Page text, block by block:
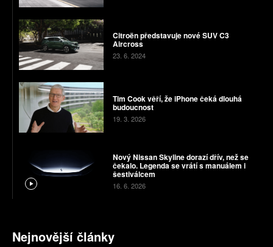
Citroën představuje nové SUV C3
Aircross
23. 6. 2024
Tim Cook věří, že iPhone čeká dlouhá
budoucnost
19. 3. 2026
Nový Nissan Skyline dorazí dřív, než se
čekalo. Legenda se vrátí s manuálem i
šestiválcem
16. 6. 2026
Nejnovější články